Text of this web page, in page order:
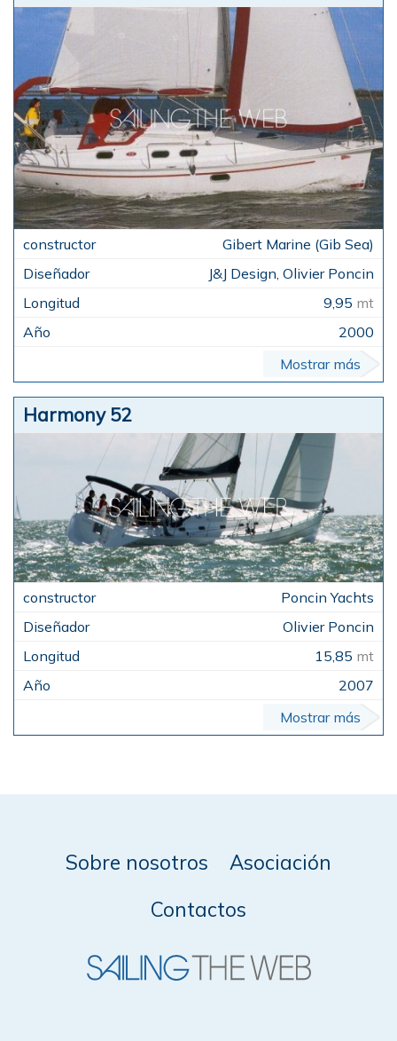
Gibert Marine (Gib Sea)
J&J Design, Olivier Poncin
9,95 mt
2000
Mostrar más
Harmony 52
Poncin Yachts
Olivier Poncin
15,85 mt
2007
Mostrar más
Sobre nosotros
Asociación
Contactos